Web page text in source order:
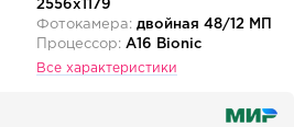
2556x1179
Фотокамера: двойная 48/12 МП
Процессор: A16 Bionic
Все характеристики